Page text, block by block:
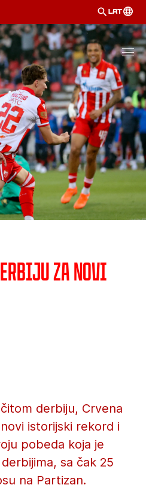
LAT
za novi
derbiju, Crvena
istorijski rekord i
pobeda koja je
sa čak 25
na Partizan.